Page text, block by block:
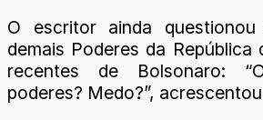
O escritor ainda
demais Poderes da República
recentes de Bolsonaro:
poderes? Medo?”,